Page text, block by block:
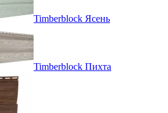
Timberblock Ясень
Timberblock Пихта